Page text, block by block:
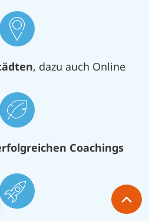
, dazu auch Online
Coachings